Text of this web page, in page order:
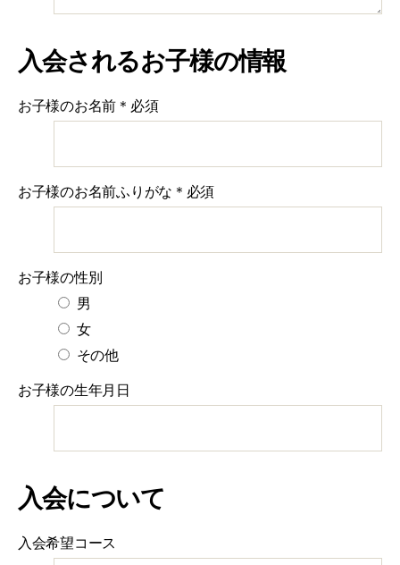
入会されるお子様の情報
お子様のお名前 ＊必須
お子様のお名前ふりがな ＊必須
お子様の性別
男
女
その他
お子様の生年月日
入会について
入会希望コース